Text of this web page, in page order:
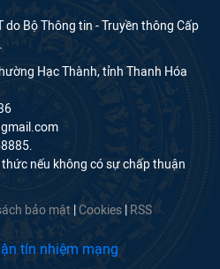
do Bộ Thông tin - Truyền thông Cấp
Hạc Thành, tỉnh Thanh Hóa
nếu không có sự chấp thuận
bảo mật Cookies RSS